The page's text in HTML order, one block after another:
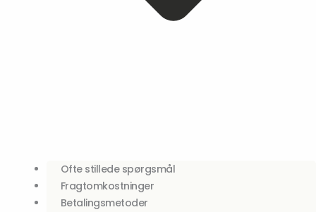
Ofte stillede spørgsmål
Fragtomkostninger
Betalingsmetoder